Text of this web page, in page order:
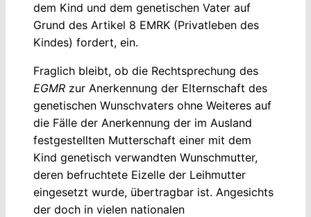
dem Kind und dem genetischen Vater auf
Grund des Artikel 8 EMRK (Privatleben des
Kindes) fordert, ein.
Fraglich bleibt, ob die Rechtsprechung des
EGMR zur Anerkennung der Elternschaft des
genetischen Wunschvaters ohne Weiteres auf
die Fälle der Anerkennung der im Ausland
festgestellten Mutterschaft einer mit dem
Kind genetisch verwandten Wunschmutter,
deren befruchtete Eizelle der Leihmutter
eingesetzt wurde, übertragbar ist. Angesichts
der doch in vielen nationalen